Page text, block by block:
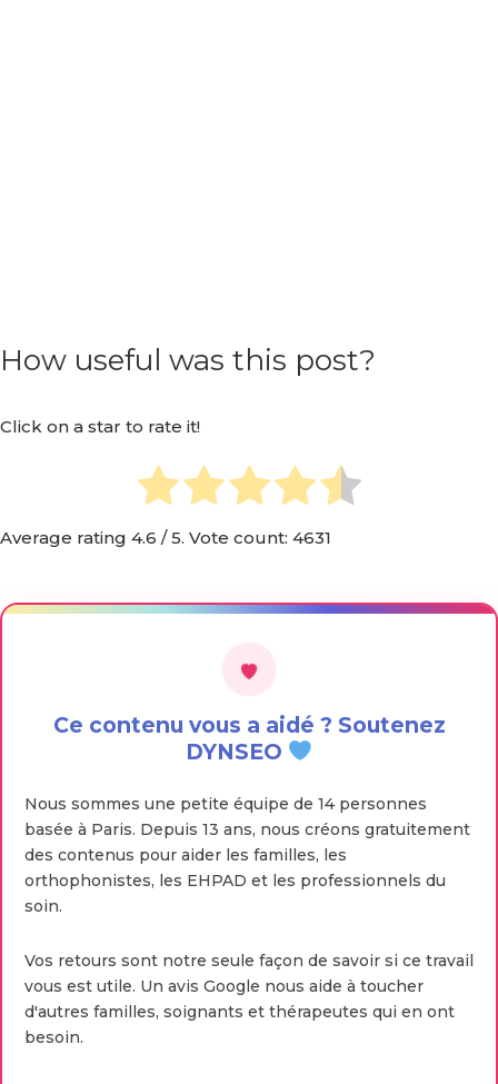
How useful was this post?
Click on a star to rate it!
Average rating 4.6 / 5. Vote count: 4631
Ce contenu vous a aidé ? Soutenez
DYNSEO
Nous sommes une petite équipe de 14 personnes
basée à Paris. Depuis 13 ans, nous créons gratuitement
des contenus pour aider les familles, les
orthophonistes, les EHPAD et les professionnels du
soin.
Vos retours sont notre seule façon de savoir si ce travail
vous est utile. Un avis Google nous aide à toucher
d'autres familles, soignants et thérapeutes qui en ont
besoin.